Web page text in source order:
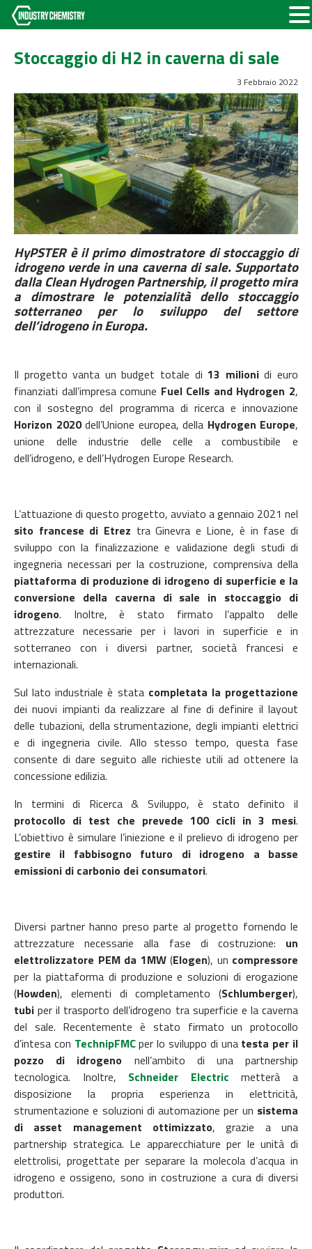
Stoccaggio di H2 in caverna di sale
3 Febbraio 2022
HyPSTER è il primo dimostratore di stoccaggio di
idrogeno verde in una caverna di sale. Supportato
dalla Clean Hydrogen Partnership, il progetto mira
a dimostrare le potenzialità dello stoccaggio
sotterraneo per lo sviluppo del settore
dell’idrogeno in Europa.
Il progetto vanta un budget totale di 13 milionidi euro
finanziati dall’impresa comune Fuel Cells and Hydrogen 2,
con il sostegno del programma di ricerca e innovazione
Horizon 2020dell’Unione europea, della Hydrogen Europe,
unione delle industrie delle celle a combustibile e
dell’idrogeno, e dell’Hydrogen Europe Research.
L’attuazione di questo progetto, avviato a gennaio 2021 nel
sito francese di Etrez tra Ginevra e Lione, è in fase di
sviluppo con la finalizzazione e validazione degli studi di
ingegneria necessari per la costruzione, comprensiva della
piattaforma di produzione di idrogeno di superficie e la
conversione della caverna di sale in stoccaggio di
idrogeno. Inoltre, è stato firmato l’appalto delle
attrezzature necessarie per i lavori in superficie e in
sotterraneo con i diversi partner, società francesi e
internazionali.
Sul lato industriale è stata completata la progettazione
dei nuovi impianti da realizzare al fine di definire il layout
delle tubazioni, della strumentazione, degli impianti elettrici
e di ingegneria civile. Allo stesso tempo, questa fase
consente di dare seguito alle richieste utili ad ottenere la
concessione edilizia.
In termini di Ricerca & Sviluppo, è stato definito il
protocollo di test che prevede 100 cicli in 3 mesi.
L’obiettivo è simulare l’iniezione e il prelievo di idrogeno per
gestire il fabbisogno futuro di idrogeno a basse
emissioni di carbonio dei consumatori.
Diversi partner hanno preso parte al progetto fornendo le
attrezzature necessarie alla fase di costruzione: un
elettrolizzatore PEM da 1MW(Elogen), un compressore
per la piattaforma di produzione e soluzioni di erogazione
(Howden), elementi di completamento (Schlumberger),
tubi per il trasporto dell’idrogeno tra superficie e la caverna
del sale. Recentemente è stato firmato un protocollo
d’intesa con TechnipFMCper lo sviluppo di unatesta per il
pozzo di idrogeno nell’ambito di una partnership
tecnologica. Inoltre, Schneider Electric metterà a
disposizione la propria esperienza in elettricità,
strumentazione e soluzioni di automazione per un sistema
di asset management ottimizzato, grazie a una
partnership strategica. Le apparecchiature per le unità di
elettrolisi, progettate per separare la molecola d’acqua in
idrogeno e ossigeno, sono in costruzione a cura di diversi
produttori.